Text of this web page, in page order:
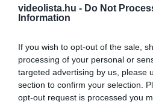
videolista.hu - Do Not
Information
If you wish to opt-out of the sale,
processing of your personal or
targeted advertising by us, please
section to confirm your selection.
opt-out request is processed you
Fungus Dries Up And Falls
Use
More